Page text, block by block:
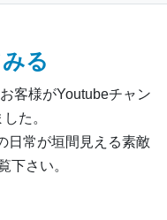
る
客様がYoutubeチャン
た。
日常が垣間見える素敵
下さい。